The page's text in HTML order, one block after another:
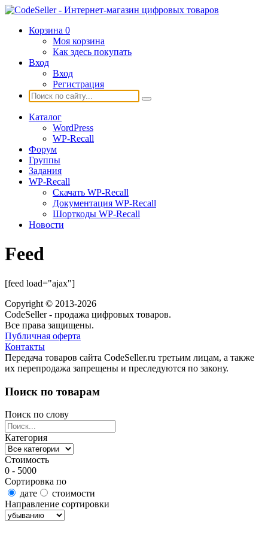
Корзина 0
Моя корзина
Как здесь покупать
Вход
Вход
Регистрация
Каталог
WordPress
WP-Recall
Форум
Группы
Задания
WP-Recall
Скачать WP-Recall
Документация WP-Recall
Шорткоды WP-Recall
Новости
Feed
[feed load="ajax"]
Copyright © 2013-2026
CodeSeller - продажа цифровых товаров.
Все права защищены.
Публичная оферта
Контакты
Передача товаров сайта CodeSeller.ru третьим лицам, а также
их перепродажа запрещены и преследуются по закону.
Поиск по товарам
Поиск по слову
Категория
Стоимость
0 - 5000
Сортировка по
дате
стоимости
Направление сортировки